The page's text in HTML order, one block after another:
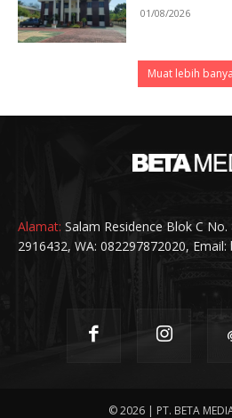
01/08/2026
Muat lebih
Alamat: Salam Residence Blok C
2916432, WA: 082297872020,
© 2026 | PT. BETA